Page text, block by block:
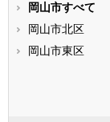
静岡県
滋賀県
兵庫県
岡山市すべて
岡山市北区
岡山市東区